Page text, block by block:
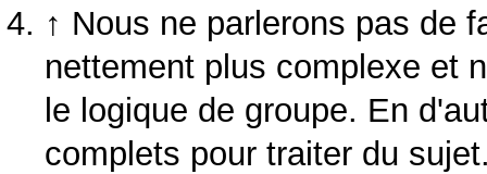
↑ Nous ne parlerons pas de
nettement plus complexe et
le logique de groupe. En
complets pour traiter du